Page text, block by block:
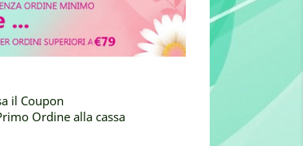
il Coupon
Ordine alla cassa